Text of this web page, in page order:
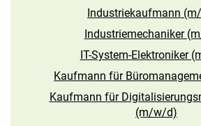
Industriekaufmann
Industriemechaniker
IT-System-Elektroniker
Kaufmann für
Kaufmann für
(m/w/d)